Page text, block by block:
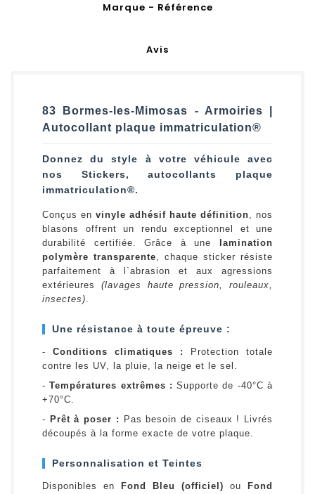
Marque - Référence
Avis
83 Bormes-les-Mimosas - Armoiries |
Autocollant plaque immatriculation®
Donnez du style à votre véhicule avec
nos Stickers, autocollants plaque
immatriculation®.
Conçus en vinyle adhésif haute définition, nos
blasons offrent un rendu exceptionnel et une
durabilité certifiée. Grâce à une
lamination
polymère transparente, chaque sticker résiste
parfaitement à l`abrasion et aux agressions
extérieures (lavages haute pression, rouleaux,
insectes).
Une résistance à toute épreuve :
- Conditions climatiques :
Protection totale
contre les UV, la pluie, la neige et le sel.
-Températures extrêmes : Supporte de -40°C à
+70°C.
- Prêt à poser :
Pas besoin de ciseaux ! Livrés
découpés à la forme exacte de votre plaque.
Personnalisation et Teintes
Disponibles en Fond Bleu (officiel) ou
Fond